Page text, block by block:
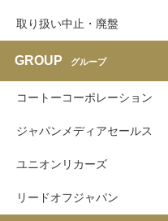
取り扱い中止・廃盤
GROUP グループ
コートーコーポレーション
ジャパンメディアセールス
ユニオンリカーズ
リードオフジャパン